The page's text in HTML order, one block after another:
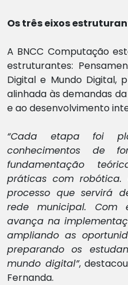
Ostrês eixos estrutur
A BNCC Computação
estruturantes:
Digital e Mundo Digital,
alinhada às demandas
e ao desenvolvimento
“Cada etapa foi
conhecimentos de
fundamentação
práticas com robótica.
processo que servirá
rede municipal. Com
avança na
ampliando as
preparando os
mundo digital”,
Fernanda.